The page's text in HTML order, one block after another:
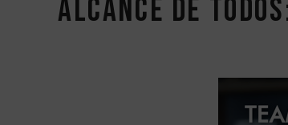
alcance de